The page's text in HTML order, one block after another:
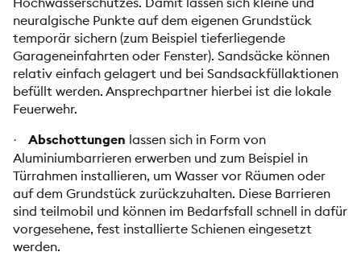
neuralgische Punkte auf dem eigenen Grundstück
temporär sichern (zum Beispiel tieferliegende
Garageneinfahrten oder Fenster). Sandsäcke können
relativ einfach gelagert und bei Sandsackfüllaktionen
befüllt werden. Ansprechpartner hierbei ist die lokale
Feuerwehr.
· Abschottungen lassen sich in Form von
Aluminiumbarrieren erwerben und zum Beispiel in
Türrahmen installieren, um Wasser vor Räumen oder
auf dem Grundstück zurückzuhalten. Diese Barrieren
sind teilmobil und können im Bedarfsfall schnell in dafür
vorgesehene, fest installierte Schienen eingesetzt
werden.